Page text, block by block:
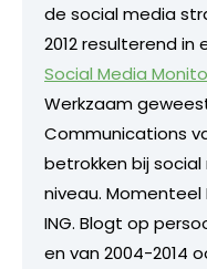
de social media
2012 resulterend in
Social Media
Werkzaam
Communications
betrokken bij
niveau.
ING. Blogt op
en van 2004-2014